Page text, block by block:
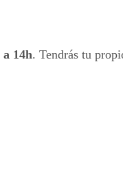
14h. Tendrás tu